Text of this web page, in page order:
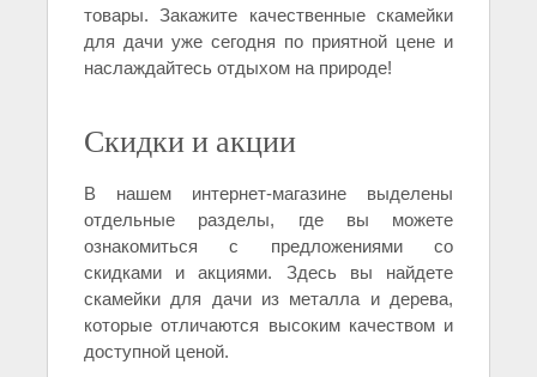
товары. Закажите качественные скамейки
для дачи уже сегодня по приятной цене и
наслаждайтесь отдыхом на природе!
Скидки и акции
В нашем интернет-магазине выделены
отдельные разделы, где вы можете
ознакомиться с предложениями со
скидками и акциями. Здесь вы найдете
скамейки для дачи из металла и дерева,
которые отличаются высоким качеством и
доступной ценой.